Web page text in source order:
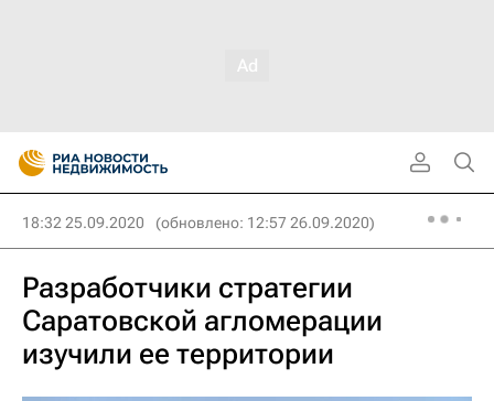
18:32 25.09.2020 (обновлено: 12:57 26.09.2020)
Разработчики стратегии
Саратовской агломерации
изучили ее территории